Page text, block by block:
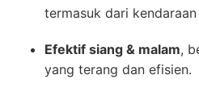
termasuk dari
Efektif siang & malam,
yang terang dan efisien.